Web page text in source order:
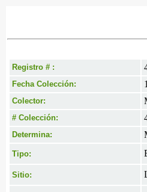
Registro # :
Fecha Colección:
Colector:
# Colección:
Determina:
Tipo:
Sitio: